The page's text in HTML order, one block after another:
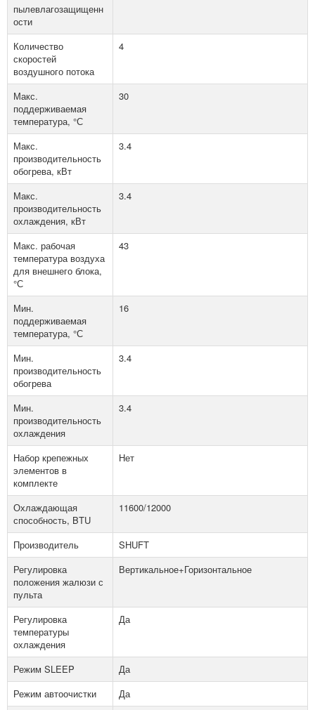
пылевлагозащищенн
ости
Количество
скоростей
воздушного потока
4
Макс.
поддерживаемая
температура, °С
30
Макс.
производительность
обогрева, кВт
3.4
Макс.
производительность
охлаждения, кВт
3.4
Макс. рабочая
температура воздуха
для внешнего блока,
°С
43
Мин.
поддерживаемая
температура, °С
16
Мин.
производительность
обогрева
3.4
Мин.
производительность
охлаждения
3.4
Набор крепежных
элементов в
комплекте
Нет
Охлаждающая
способность, BTU
11600/12000
Производитель
SHUFT
Регулировка
положения жалюзи с
пульта
Вертикальное+Горизонтальное
Регулировка
температуры
охлаждения
Да
Режим SLEEP
Да
Режим автоочистки
Да